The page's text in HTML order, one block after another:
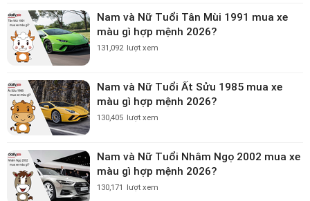
Nam và Nữ Tuổi Tân Mùi 1991 mua xe
màu gì hợp mệnh 2026?
131,092 lượt xem
Nam và Nữ Tuổi Ất Sửu 1985 mua xe
màu gì hợp mệnh 2026?
130,405 lượt xem
Nam và Nữ Tuổi Nhâm Ngọ 2002 mua xe
màu gì hợp mệnh 2026?
130,171 lượt xem